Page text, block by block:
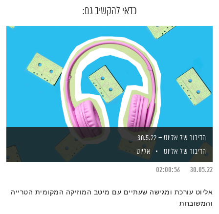
כדאי להקשיב גם:
הדיבור של אליוט – 30.5.22
הדיבור של אליוט
אליוט
30.05.22
02:00:56
אליוט עורכת ומגישה שעתיים עם מיטב המוזיקה המקומית הטרייה
והמשובחת